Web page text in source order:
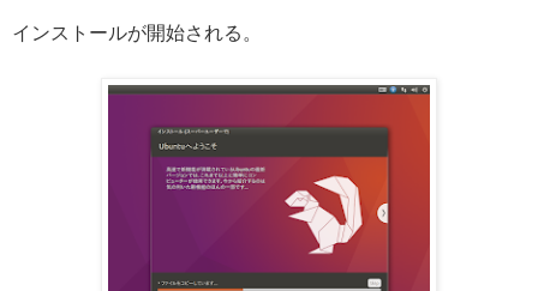
インストールが開始される。